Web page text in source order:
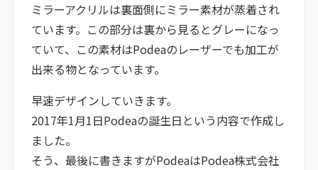
ミラーアクリルは裏面側にミラー素材が蒸着され
ています。この部分は裏から見るとグレーになっ
ていて、この素材はPodeaのレーザーでも加工が
出来る物となっています。
早速デザインしていきます。
2017年1月1日Podeaの誕生日という内容で作成し
ました。
そう、最後に書きますがPodeaはPodea株式会社